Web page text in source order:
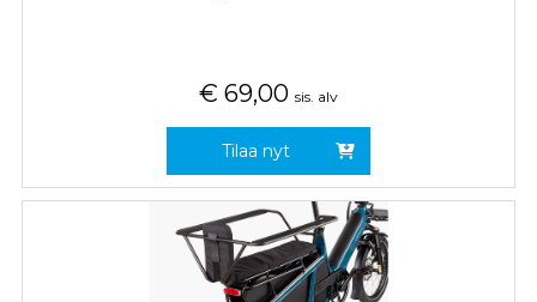
€ 69,00 sis. alv
Tilaa nyt